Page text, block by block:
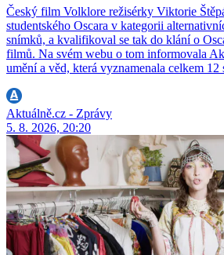
Český film Volklore režisérky Viktorie
studentského Oscara v kategorii
snímků, a kvalifikoval se tak do klání o
filmů. Na svém webu o tom informovala
umění a věd, která vyznamenala celkem
Aktuálně.cz - Zprávy
5. 8. 2026, 20:20